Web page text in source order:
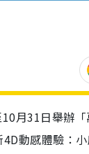
月31日舉辦
動感體驗：